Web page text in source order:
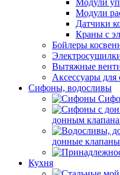
Модули
Модули
Датчики
Краны с
Бойлеры
Вытяжные
Аксессуары для
Сифоны, водосливы
донным
донные клапаны
Кухня